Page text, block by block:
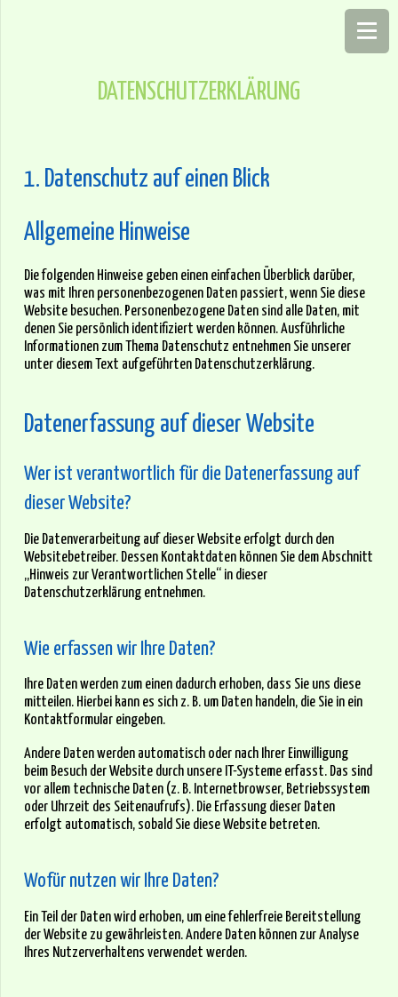
DATENSCHUTZERKLÄRUNG
1. Datenschutz auf einen Blick
Allgemeine Hinweise
Die folgenden Hinweise geben einen einfachen Überblick darüber,
was mit Ihren personenbezogenen Daten passiert, wenn Sie diese
Website besuchen. Personenbezogene Daten sind alle Daten, mit
denen Sie persönlich identifiziert werden können. Ausführliche
Informationen zum Thema Datenschutz entnehmen Sie unserer
unter diesem Text aufgeführten Datenschutzerklärung.
Datenerfassung auf dieser Website
Wer ist verantwortlich für die Datenerfassung auf
dieser Website?
Die Datenverarbeitung auf dieser Website erfolgt durch den
Websitebetreiber. Dessen Kontaktdaten können Sie dem Abschnitt
„Hinweis zur Verantwortlichen Stelle“ in dieser
Datenschutzerklärung entnehmen.
Wie erfassen wir Ihre Daten?
Ihre Daten werden zum einen dadurch erhoben, dass Sie uns diese
mitteilen. Hierbei kann es sich z. B. um Daten handeln, die Sie in ein
Kontaktformular eingeben.
Andere Daten werden automatisch oder nach Ihrer Einwilligung
beim Besuch der Website durch unsere IT-Systeme erfasst. Das sind
vor allem technische Daten (z. B. Internetbrowser, Betriebssystem
oder Uhrzeit des Seitenaufrufs). Die Erfassung dieser Daten
erfolgt automatisch, sobald Sie diese Website betreten.
Wofür nutzen wir Ihre Daten?
Ein Teil der Daten wird erhoben, um eine fehlerfreie Bereitstellung
der Website zu gewährleisten. Andere Daten können zur Analyse
Ihres Nutzerverhaltens verwendet werden.